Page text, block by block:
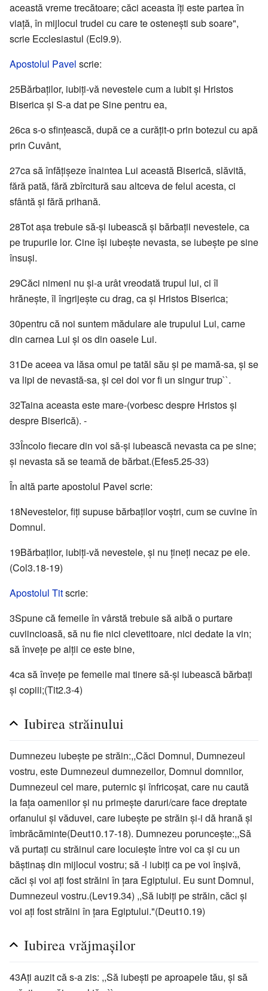
această vreme trecătoare; căci aceasta îţi este partea în
viaţă, în mijlocul trudei cu care te osteneşti sub soare",
scrie Ecclesiastul (Ecl9.9).
Apostolul Pavel scrie:
25Bărbaţilor, iubiţi-vă nevestele cum a iubit şi Hristos
Biserica şi S-a dat pe Sine pentru ea,
26ca s-o sfinţească, după ce a curăţit-o prin botezul cu apă
prin Cuvânt,
27ca să înfăţişeze înaintea Lui această Biserică, slăvită,
fără pată, fără zbîrcitură sau altceva de felul acesta, ci
sfântă şi fără prihană.
28Tot aşa trebuie să-şi iubească şi bărbaţii nevestele, ca
pe trupurile lor. Cine îşi iubeşte nevasta, se iubeşte pe sine
însuşi.
29Căci nimeni nu şi-a urât vreodată trupul lui, ci îl
hrăneşte, îl îngrijeşte cu drag, ca şi Hristos Biserica;
30pentru că noi suntem mădulare ale trupului Lui, carne
din carnea Lui şi os din oasele Lui.
31De aceea va lăsa omul pe tatăl său şi pe mamă-sa, şi se
va lipi de nevastă-sa, şi cei doi vor fi un singur trup``.
32Taina aceasta este mare-(vorbesc despre Hristos şi
despre Biserică). -
33Încolo fiecare din voi să-şi iubească nevasta ca pe sine;
şi nevasta să se teamă de bărbat.(Efes5.25-33)
În altă parte apostolul Pavel scrie:
18Nevestelor, fiţi supuse bărbaţilor voştri, cum se cuvine în
Domnul.
19Bărbaţilor, iubiţi-vă nevestele, şi nu ţineţi necaz pe ele.
(Col3.18-19)
Apostolul Titscrie:
3Spune că femeile în vârstă trebuie să aibă o purtare
cuviincioasă, să nu fie nici clevetitoare, nici dedate la vin;
să înveţe pe alţii ce este bine,
4ca să înveţe pe femeile mai tinere să-şi iubească bărbaţi
şi copiii;(Tit2.3-4)
Iubirea străinului
Dumnezeu iubeşte pe străin:,,Căci Domnul, Dumnezeul
vostru, este Dumnezeul dumnezeilor, Domnul domnilor,
Dumnezeul cel mare, puternic şi înfricoşat, care nu caută
la faţa oamenilor şi nu primeşte daruri/care face dreptate
orfanului şi văduvei, care iubeşte pe străin şi-i dă hrană şi
îmbrăcăminte(Deut10.17-18). Dumnezeu porunceşte:,,Să
vă purtaţi cu străinul care locuieşte între voi ca şi cu un
băştinaş din mijlocul vostru; să -l iubiţi ca pe voi înşivă,
căci şi voi aţi fost străini în ţara Egiptului. Eu sunt Domnul,
Dumnezeul vostru.(Lev19.34) ,,Să iubiţi pe străin, căci şi
voi aţi fost străini în ţara Egiptului."(Deut10.19)
Iubirea vrăjmaşilor
43Aţi auzit că s-a zis: ,,Să iubeşti pe aproapele tău, şi să